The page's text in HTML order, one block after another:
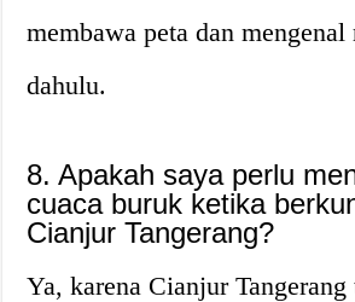
membawa peta dan
dahulu.
8. Apakah saya perlu
cuaca buruk ketika
Cianjur Tangerang?
Ya, karena Cianjur